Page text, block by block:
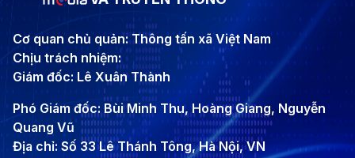
Cơ quan chủ quản: Thông tấn xã Việt Nam
Chịu trách nhiệm:
Giám đốc: Lê Xuân Thành
Phó Giám đốc: Bùi Minh Thu, Hoàng Giang, Nguyễn
Quang Vũ
Địa chỉ: Số 33 Lê Thánh Tông, Hà Nội, VN